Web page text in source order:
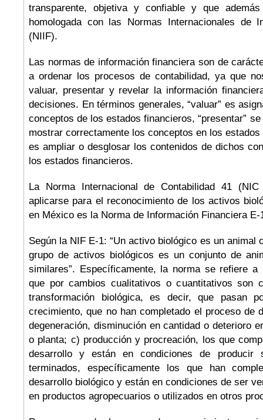
transparente, objetiva y confiable y que
homologada con las Normas Internacionales de
(NIIF).
Las normas de información financiera son de
a ordenar los procesos de contabilidad, ya que
valuar, presentar y revelar la información
decisiones. En términos generales, “valuar” es
conceptos de los estados financieros, “presentar”
mostrar correctamente los conceptos en los estados
es ampliar o desglosar los contenidos de dichos
los estados financieros.
La Norma Internacional de Contabilidad 41
aplicarse para el reconocimiento de los activos
en México es la Norma de Información Financiera
Según la NIF E-1: “Un activo biológico es un animal
grupo de activos biológicos es un conjunto de
similares”. Específicamente, la norma se refiere
que por cambios cualitativos o cuantitativos son
transformación biológica, es decir, que pasan
crecimiento, que no han completado el proceso de
degeneración, disminución en cantidad o deterioro
o planta; c) producción y procreación, los que
desarrollo y están en condiciones de
terminados, específicamente los que han
desarrollo biológico y están en condiciones de ser
en productos agropecuarios o utilizados en otros